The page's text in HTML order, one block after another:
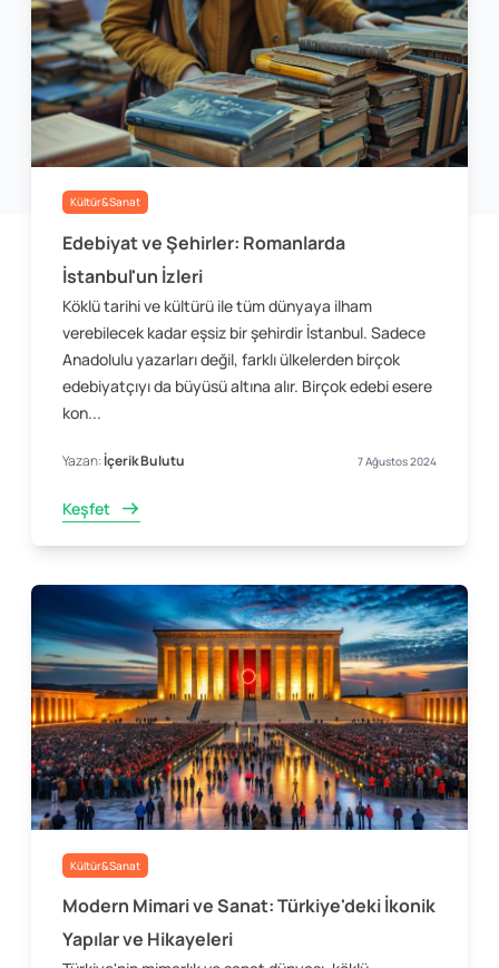
Kültür&Sanat
Edebiyat ve Şehirler: Romanlarda
İstanbul'un İzleri
Köklü tarihi ve kültürü ile tüm dünyaya ilham
verebilecek kadar eşsiz bir şehirdir İstanbul. Sadece
Anadolulu yazarları değil, farklı ülkelerden birçok
edebiyatçıyı da büyüsü altına alır. Birçok edebi esere
kon...
Yazan:İçerik Bulutu 7 Ağustos 2024
Keşfet
Kültür&Sanat
Modern Mimari ve Sanat: Türkiye'deki İkonik
Yapılar ve Hikayeleri